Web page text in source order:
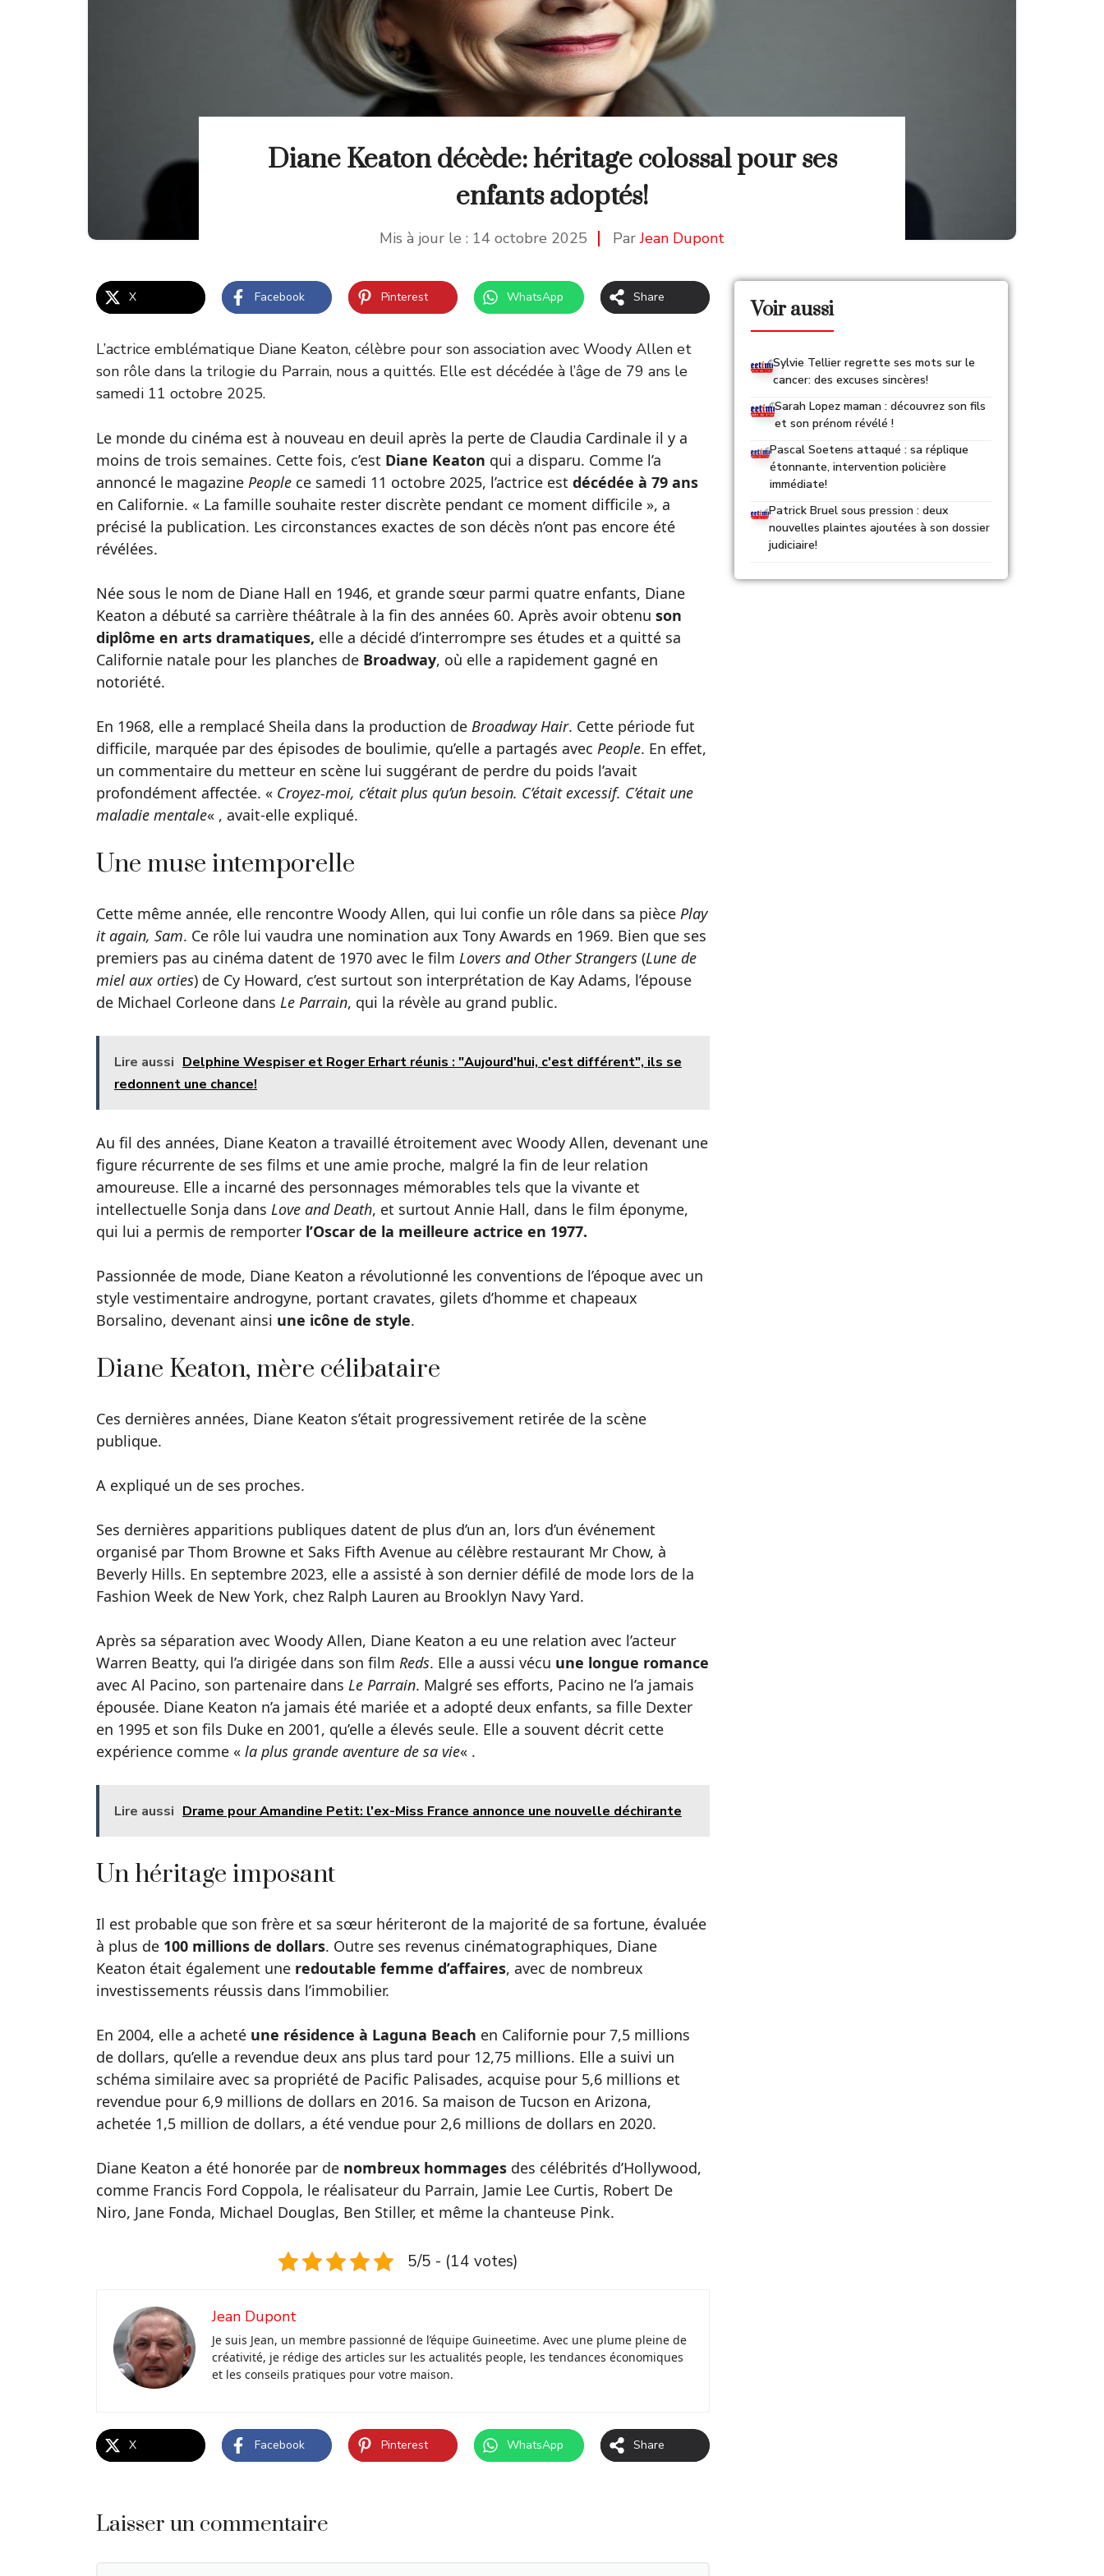
Diane Keaton décède: héritage colossal pour ses
enfants adoptés!
Mis à jour le : 14 octobre 2025 ParJean Dupont
X Facebook Pinterest WhatsApp Share
L’actrice emblématique Diane Keaton, célèbre pour son association avec Woody Allen et
son rôle dans la trilogie du Parrain, nous a quittés. Elle est décédée à l’âge de 79 ans le
samedi 11 octobre 2025.
Le monde du cinéma est à nouveau en deuil après la perte de Claudia Cardinale il y a
moins de trois semaines. Cette fois, c’est Diane Keaton qui a disparu. Comme l’a
annoncé le magazine People ce samedi 11 octobre 2025, l’actrice est décédée à 79 ans
en Californie. « La famille souhaite rester discrète pendant ce moment difficile », a
précisé la publication. Les circonstances exactes de son décès n’ont pas encore été
révélées.
Née sous le nom de Diane Hall en 1946, et grande sœur parmi quatre enfants, Diane
Keaton a débuté sa carrière théâtrale à la fin des années 60. Après avoir obtenu son
diplôme en arts dramatiques, elle a décidé d’interrompre ses études et a quitté sa
Californie natale pour les planches de Broadway, où elle a rapidement gagné en
notoriété.
En 1968, elle a remplacé Sheila dans la production de Broadway Hair. Cette période fut
difficile, marquée par des épisodes de boulimie, qu’elle a partagés avec People. En effet,
un commentaire du metteur en scène lui suggérant de perdre du poids l’avait
profondément affectée. « Croyez-moi, c’était plus qu’un besoin. C’était excessif. C’était une
maladie mentale« , avait-elle expliqué.
Une muse intemporelle
Cette même année, elle rencontre Woody Allen, qui lui confie un rôle dans sa pièce Play
it again, Sam. Ce rôle lui vaudra une nomination aux Tony Awards en 1969. Bien que ses
premiers pas au cinéma datent de 1970 avec le film Lovers and Other Strangers (Lune de
miel aux orties) de Cy Howard, c’est surtout son interprétation de Kay Adams, l’épouse
de Michael Corleone dans Le Parrain, qui la révèle au grand public.
Lire aussi Delphine Wespiser et Roger Erhart réunis : "Aujourd'hui, c'est différent", ils se
redonnent une chance!
Au fil des années, Diane Keaton a travaillé étroitement avec Woody Allen, devenant une
figure récurrente de ses films et une amie proche, malgré la fin de leur relation
amoureuse. Elle a incarné des personnages mémorables tels que la vivante et
intellectuelle Sonja dans Love and Death, et surtout Annie Hall, dans le film éponyme,
qui lui a permis de remporter l’Oscar de la meilleure actrice en 1977.
Passionnée de mode, Diane Keaton a révolutionné les conventions de l’époque avec un
style vestimentaire androgyne, portant cravates, gilets d’homme et chapeaux
Borsalino, devenant ainsi une icône de style.
Diane Keaton, mère célibataire
Ces dernières années, Diane Keaton s’était progressivement retirée de la scène
publique.
A expliqué un de ses proches.
Ses dernières apparitions publiques datent de plus d’un an, lors d’un événement
organisé par Thom Browne et Saks Fifth Avenue au célèbre restaurant Mr Chow, à
Beverly Hills. En septembre 2023, elle a assisté à son dernier défilé de mode lors de la
Fashion Week de New York, chez Ralph Lauren au Brooklyn Navy Yard.
Après sa séparation avec Woody Allen, Diane Keaton a eu une relation avec l’acteur
Warren Beatty, qui l’a dirigée dans son film Reds. Elle a aussi vécu une longue romance
avec Al Pacino, son partenaire dans Le Parrain. Malgré ses efforts, Pacino ne l’a jamais
épousée. Diane Keaton n’a jamais été mariée et a adopté deux enfants, sa fille Dexter
en 1995 et son fils Duke en 2001, qu’elle a élevés seule. Elle a souvent décrit cette
expérience comme « la plus grande aventure de sa vie« .
Lire aussi Drame pour Amandine Petit: l'ex-Miss France annonce une nouvelle déchirante
Un héritage imposant
Il est probable que son frère et sa sœur hériteront de la majorité de sa fortune, évaluée
à plus de 100 millions de dollars. Outre ses revenus cinématographiques, Diane
Keaton était également une redoutable femme d’affaires, avec de nombreux
investissements réussis dans l’immobilier.
En 2004, elle a acheté une résidence à Laguna Beach en Californie pour 7,5 millions
de dollars, qu’elle a revendue deux ans plus tard pour 12,75 millions. Elle a suivi un
schéma similaire avec sa propriété de Pacific Palisades, acquise pour 5,6 millions et
revendue pour 6,9 millions de dollars en 2016. Sa maison de Tucson en Arizona,
achetée 1,5 million de dollars, a été vendue pour 2,6 millions de dollars en 2020.
Diane Keaton a été honorée par de nombreux hommages des célébrités d’Hollywood,
comme Francis Ford Coppola, le réalisateur du Parrain, Jamie Lee Curtis, Robert De
Niro, Jane Fonda, Michael Douglas, Ben Stiller, et même la chanteuse Pink.
5/5 - (14 votes)
Jean Dupont
Je suis Jean, un membre passionné de l’équipe Guineetime. Avec une plume pleine de
créativité, je rédige des articles sur les actualités people, les tendances économiques
et les conseils pratiques pour votre maison.
X Facebook Pinterest WhatsApp Share
Laisser un commentaire
Voir aussi
Sylvie Tellier regrette ses mots sur le
cancer: des excuses sincères!
Sarah Lopez maman : découvrez son fils
et son prénom révélé !
Pascal Soetens attaqué : sa réplique
étonnante, intervention policière
immédiate!
Patrick Bruel sous pression : deux
nouvelles plaintes ajoutées à son dossier
judiciaire!